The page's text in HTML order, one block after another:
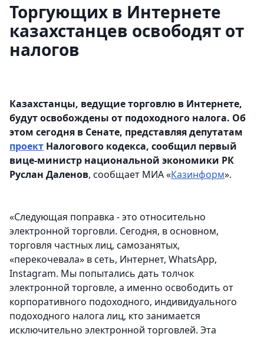
Торгующих в Интернете
казахстанцев освободят от
налогов
Казахстанцы, ведущие торговлю в Интернете,
будут освобождены от подоходного налога. Об
этом сегодня в Сенате, представляя депутатам
проект Налогового кодекса, сообщил первый
вице-министр национальной экономики РК
Руслан Даленов, сообщает МИА «Казинформ».
«Следующая поправка - это относительно
электронной торговли. Сегодня, в основном,
торговля частных лиц, самозанятых,
«перекочевала» в сеть, Интернет, WhatsApp,
Instagram. Мы попытались дать толчок
электронной торговле, а именно освободить от
корпоративного подоходного, индивидуального
подоходного налога лиц, кто занимается
исключительно электронной торговлей. Эта